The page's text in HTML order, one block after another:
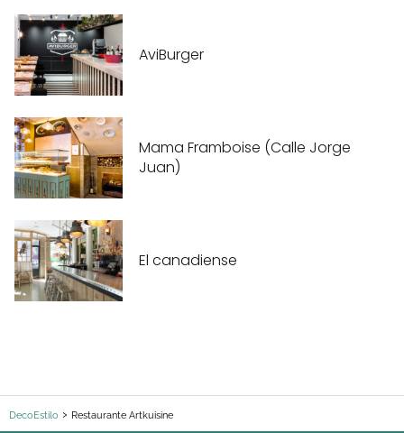
AviBurger
Mama Framboise (Calle Jorge
Juan)
El canadiense
DecoEstilo Restaurante Artkuisine